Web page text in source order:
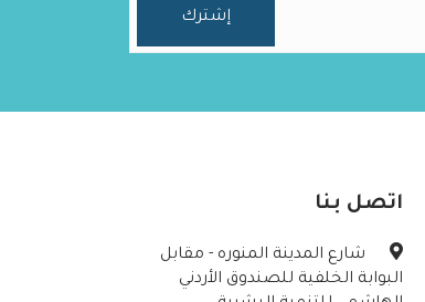
اتصل بنا
شارع المدينة المنوره - مقابل
البوابة الخلفية للصندوق الأردني